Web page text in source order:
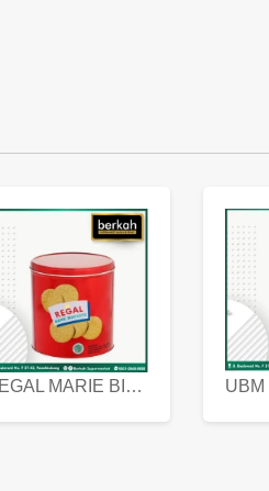
REGAL MARIE BISCUIT KALENG 550 GRAM